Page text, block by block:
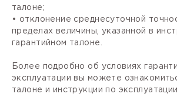
талоне;
• отклонение среднесуточной
пределах величины, указанной в
гарантийном талоне.
Более подробно об условиях
эксплуатации вы можете
талоне и инструкции по